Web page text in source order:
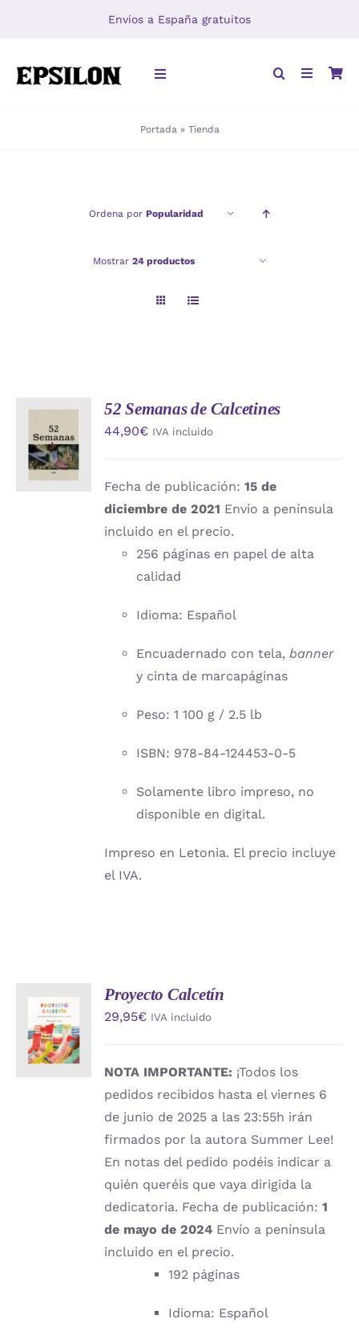
Envíos a España gratuitos
Toggle
Portada » Tienda
Ordena por Popularidad
Mostrar 24 productos
AL
CARRITO
/
DETALLES
52 Semanas de Calcetines
44,90€ IVA incluido
Fecha de publicación:15 de
diciembre de 2021 Envío a península
incluido en el precio.
256 páginas en papel de alta
calidad
Idioma: Español
Encuadernado con tela,banner
y cinta de marcapáginas
Peso: 1 100 g / 2.5 lb
ISBN: 978-84-124453-0-5
Solamente libro impreso, no
disponible en digital.
Impreso en Letonia. El precio incluye
el IVA.
AÑADIR
AL
CARRITO
/
DETALLES
Proyecto Calcetín
29,95€ IVA incluido
NOTA IMPORTANTE: ¡Todos los
pedidos recibidos hasta el viernes 6
de junio de 2025 a las 23:55h irán
firmados por la autora Summer Lee!
En notas del pedido podéis indicar a
quién queréis que vaya dirigida la
dedicatoria. Fecha de publicación:1
de mayo de 2024 Envío a península
incluido en el precio.
192 páginas
Idioma: Español